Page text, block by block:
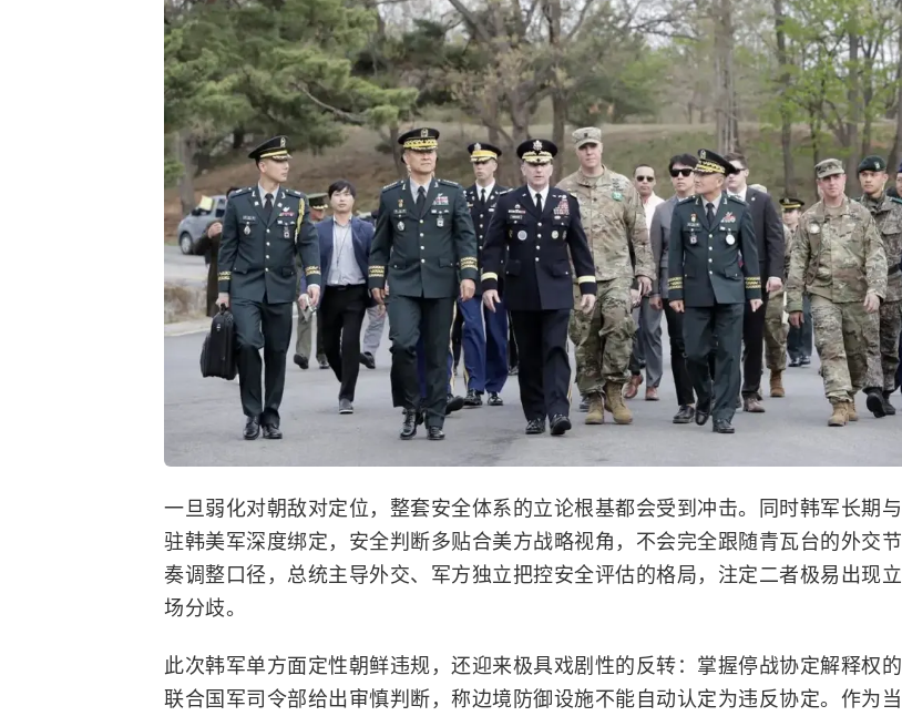
一旦弱化对朝敌对定位，整套安全体系的立论根基都会受到冲击。同时韩军长期与
驻韩美军深度绑定，安全判断多贴合美方战略视角，不会完全跟随青瓦台的外交节
奏调整口径，总统主导外交、军方独立把控安全评估的格局，注定二者极易出现立
场分歧。
此次韩军单方面定性朝鲜违规，还迎来极具戏剧性的反转：掌握停战协定解释权的
联合国军司令部给出审慎判断，称边境防御设施不能自动认定为违反协定。作为当